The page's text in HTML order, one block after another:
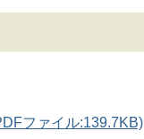
ファイル:139.7KB)